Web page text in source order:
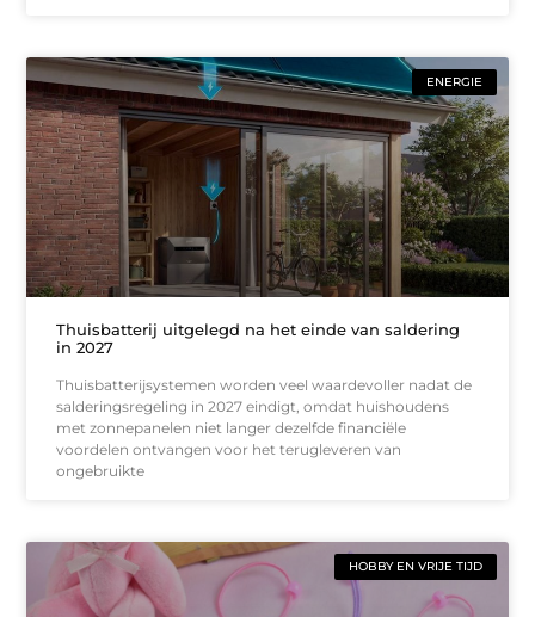
ENERGIE
Thuisbatterij uitgelegd na het einde van saldering
in 2027
Thuisbatterijsystemen worden veel waardevoller nadat de
salderingsregeling in 2027 eindigt, omdat huishoudens
met zonnepanelen niet langer dezelfde financiële
voordelen ontvangen voor het terugleveren van
ongebruikte
HOBBY EN VRIJE TIJD